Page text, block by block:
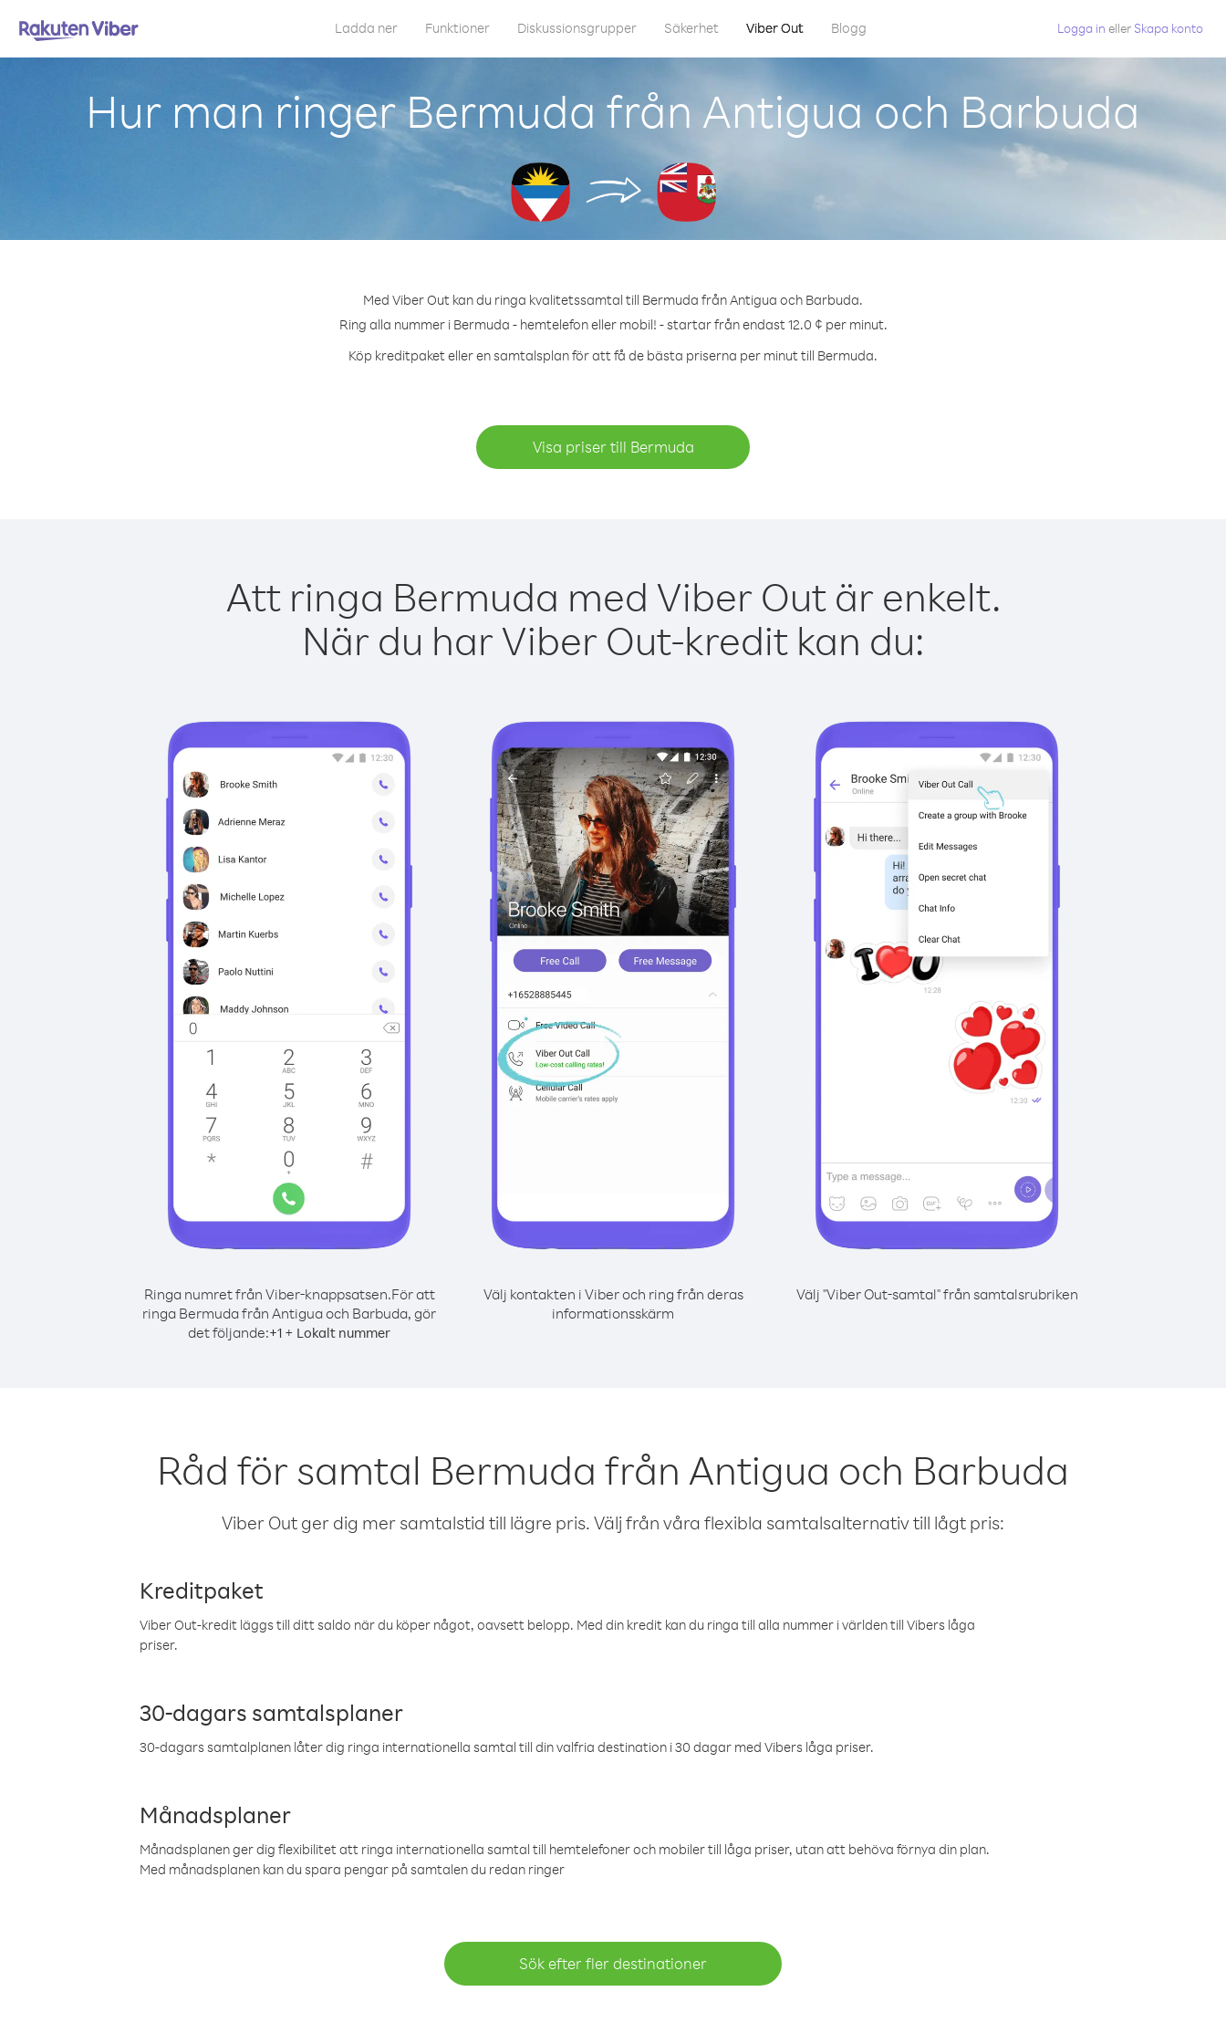
Ladda ner Funktioner Diskussionsgrupper Säkerhet Viber Out Blogg Logga in eller Skapa konto
Hur man ringer Bermuda från Antigua och Barbuda
Med Viber Out kan du ringa kvalitetssamtal till Bermuda från Antigua och Barbuda.
Ring alla nummer i Bermuda - hemtelefon eller mobil! - startar från endast 12.0 ¢ per minut.
Köp kreditpaket eller en samtalsplan för att få de bästa priserna per minut till Bermuda.
Visa priser till Bermuda
Att ringa Bermuda med Viber Out är enkelt.
När du har Viber Out-kredit kan du:
Ringa numret från Viber-knappsatsen.För att
ringa Bermuda från Antigua och Barbuda, gör
det följande:+1 + Lokalt nummer
Välj kontakten i Viber och ring från deras
informationsskärm
Välj "Viber Out-samtal" från samtalsrubriken
Råd för samtal Bermuda från Antigua och Barbuda
Viber Out ger dig mer samtalstid till lägre pris. Välj från våra flexibla samtalsalternativ till lågt pris:
Kreditpaket
Viber Out-kredit läggs till ditt saldo när du köper något, oavsett belopp. Med din kredit kan du ringa till alla nummer i världen till Vibers låga
priser.
30-dagars samtalsplaner
30-dagars samtalplanen låter dig ringa internationella samtal till din valfria destination i 30 dagar med Vibers låga priser.
Månadsplaner
Månadsplanen ger dig flexibilitet att ringa internationella samtal till hemtelefoner och mobiler till låga priser, utan att behöva förnya din plan.
Med månadsplanen kan du spara pengar på samtalen du redan ringer
Sök efter fler destinationer